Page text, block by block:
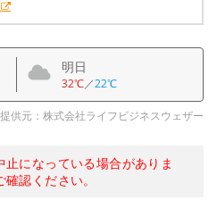
明日
32℃／22℃
供元：株式会社ライフビジネスウェザー
になっている場合がありま
認ください。